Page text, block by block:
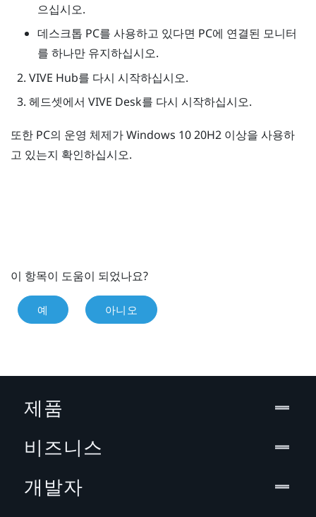
으십시오.
데스크톱 PC를 사용하고 있다면 PC에 연결된 모니터
를 하나만 유지하십시오.
VIVE Hub를 다시 시작하십시오.
헤드셋에서 VIVE Desk를 다시 시작하십시오.
또한 PC의 운영 체제가Windows 10 20H2 이상을 사용하
고 있는지 확인하십시오.
이 항목이 도움이 되었나요?
예 아니오
제품
비즈니스
개발자